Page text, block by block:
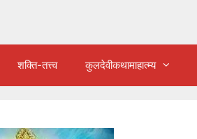
शक्ति-तत्त्व कुलदेवीकथामाहात्म्य